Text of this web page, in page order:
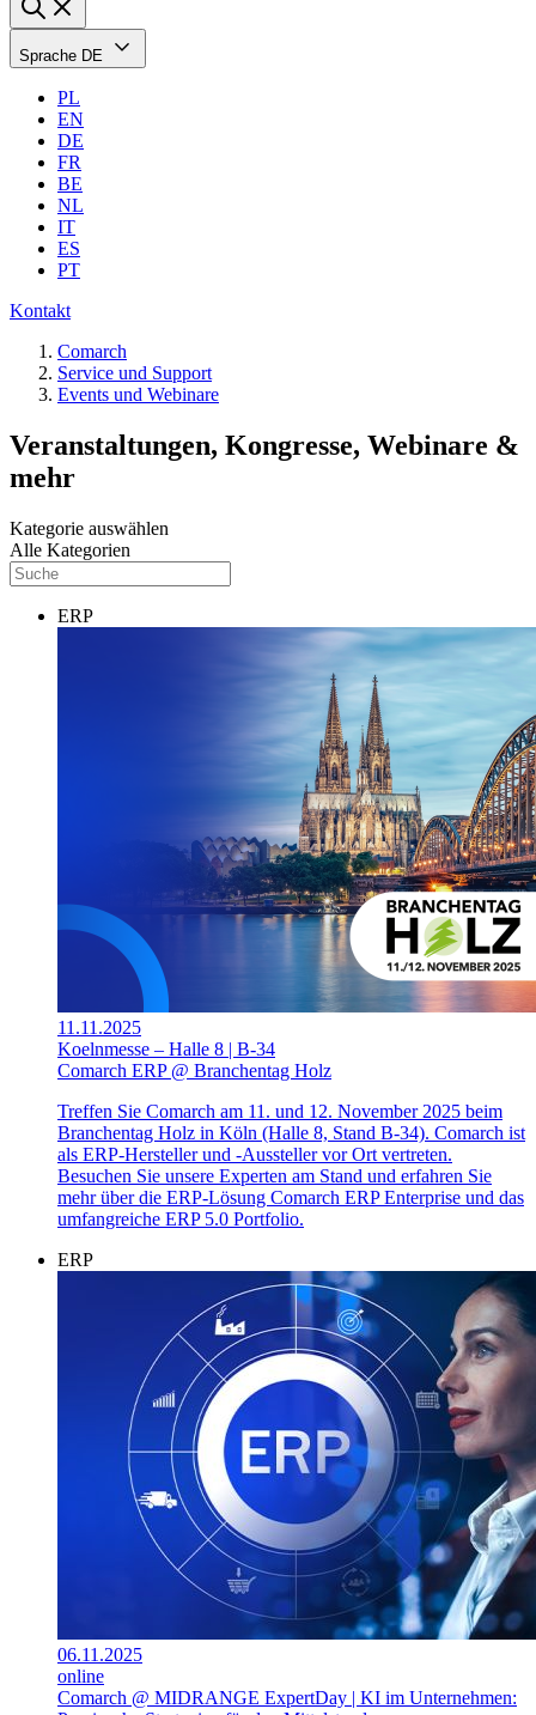
Sprache DE
PL
EN
DE
FR
BE
NL
IT
ES
PT
Kontakt
Comarch
Service und Support
Events und Webinare
Veranstaltungen, Kongresse, Webinare &
mehr
Kategorie auswählen
Alle Kategorien
ERP
11.11.2025
Koelnmesse – Halle 8 | B-34
Comarch ERP @ Branchentag Holz
Treffen Sie Comarch am 11. und 12. November 2025 beim
Branchentag Holz in Köln (Halle 8, Stand B-34). Comarch ist
als ERP-Hersteller und -Aussteller vor Ort vertreten.
Besuchen Sie unsere Experten am Stand und erfahren Sie
mehr über die ERP-Lösung Comarch ERP Enterprise und das
umfangreiche ERP 5.0 Portfolio.
ERP
06.11.2025
online
Comarch @ MIDRANGE ExpertDay | KI im Unternehmen: